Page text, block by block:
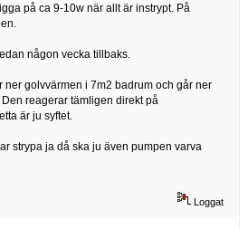
på ca 9-10w när allt är instrypt. På
någon vecka tillbaks.
ner golvvärmen i 7m2 badrum och går ner
reagerar tämligen direkt på
är ju syftet.
strypa ja då ska ju även pumpen varva
Loggat